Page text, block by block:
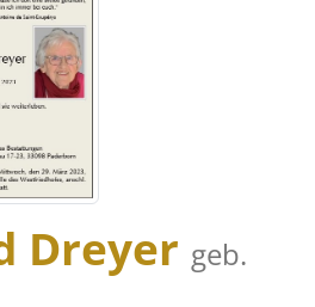
Dreyer geb.